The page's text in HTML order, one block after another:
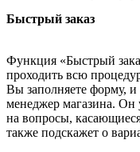
Быстрый заказ
Функция «Быстрый
проходить всю
Вы заполняете форму, и
менеджер магазина. Он
на вопросы,
также подскажет о